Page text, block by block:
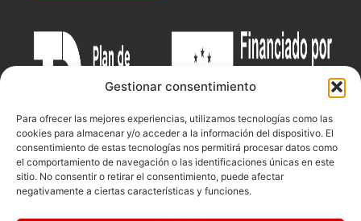
Gestionar consentimiento
Para ofrecer las mejores experiencias, utilizamos tecnologías como las
cookies para almacenar y/o acceder a la información del dispositivo. El
consentimiento de estas tecnologías nos permitirá procesar datos como
el comportamiento de navegación o las identificaciones únicas en este
sitio. No consentir o retirar el consentimiento, puede afectar
negativamente a ciertas características y funciones.